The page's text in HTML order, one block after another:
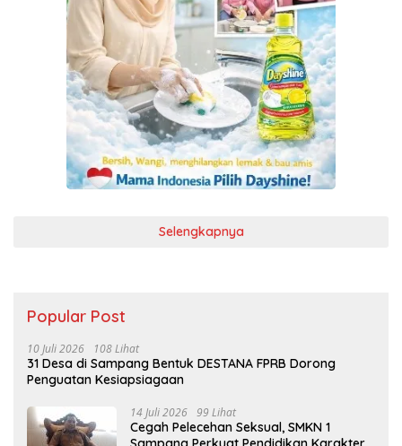
Selengkapnya
Popular Post
10 Juli 2026 108 Lihat
31 Desa di Sampang Bentuk DESTANA FPRB Dorong
Penguatan Kesiapsiagaan
14 Juli 2026 99 Lihat
Cegah Pelecehan Seksual, SMKN 1